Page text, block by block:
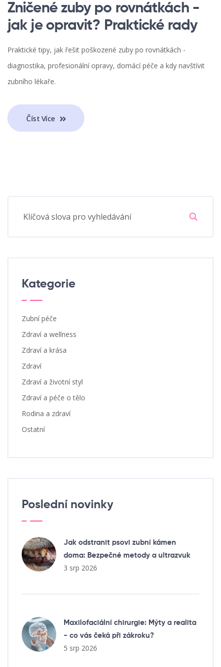
Zničené zuby po rovnátkách -
jak je opravit? Praktické rady
Praktické tipy, jak řešit poškozené zuby po rovnátkách -
diagnostika, profesionální opravy, domácí péče a kdy navštívit
zubního lékaře.
Číst Více
Kategorie
Zubní péče
Zdraví a wellness
Zdraví a krása
Zdraví
Zdraví a životní styl
Zdraví a péče o tělo
Rodina a zdraví
Ostatní
Poslední novinky
Jak odstranit psovi zubní kámen
doma: Bezpečné metody a ultrazvuk
3 srp 2026
Maxilofaciální chirurgie: Mýty a realita
- co vás čeká při zákroku?
5 srp 2026